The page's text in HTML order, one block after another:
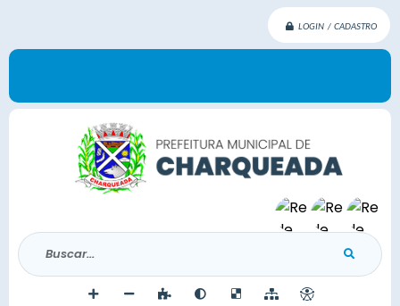
LOGIN / CADASTRO
Buscar...